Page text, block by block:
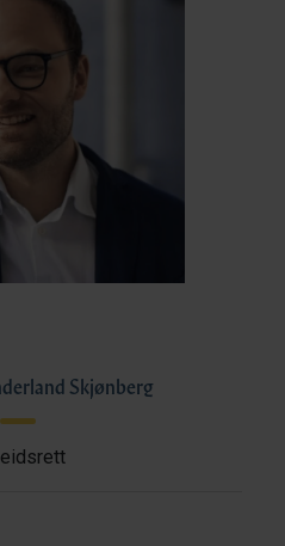
Skjønberg